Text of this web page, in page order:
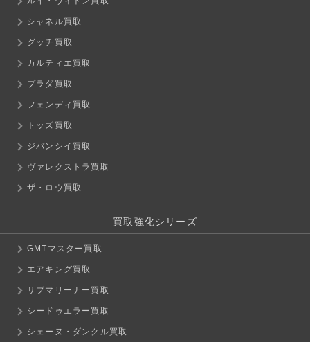
シャネル買取
グッチ買取
カルティエ買取
プラダ買取
フェンディ買取
トッズ買取
ジバンシイ買取
ヴァレクストラ買取
ザ・ロウ買取
買取強化シリーズ
GMTマスター買取
エアキング買取
サブマリーナー買取
シードゥエラー買取
シェーヌ・ダンクル買取